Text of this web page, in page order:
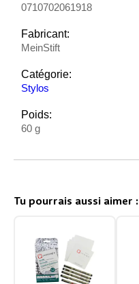
0710702061918
Fabricant:
MeinStift
Catégorie:
Stylos
Poids:
60 g
Tu pourrais aussi aimer :